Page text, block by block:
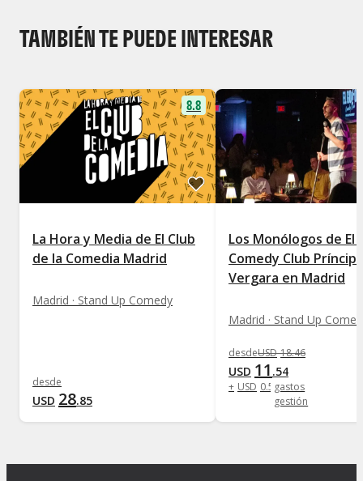
TAMBIÉN TE PUEDE INTERESAR
8.8
La Hora y Media de El Club
de la Comedia Madrid
Madrid · Stand Up Comedy
desde
USD 28.85
Los Monólogos de El
Comedy Club
Vergara en Madrid
Madrid · Stand Up
desdeUSD 18.46
USD 11 .54
+ USD 0.58gastos
gestión